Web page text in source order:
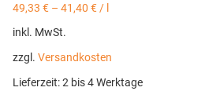
49,33 € – 41,40 € / l
inkl. MwSt.
zzgl. Versandkosten
Lieferzeit:2 bis 4 Werktage